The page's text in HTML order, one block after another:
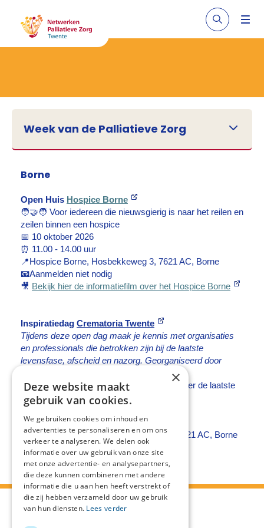
Week van de Palliatieve Zorg
Borne
Open Huis Hospice Borne
🧑‍🤝‍🧑 Voor iedereen die nieuwsgierig is naar het reilen en
zeilen binnen een hospice
📅 10 oktober 2026
⏰ 11.00 - 14.00 uur
📍 Hospice Borne, Hosbekkeweg 3, 7621 AC, Borne
📧Aanmelden niet nodig
🎥 Bekijk hier de informatiefilm over het Hospice Borne
Inspiratiedag Crematoria Twente
Tijdens deze open dag maak je kennis met organisaties
en professionals die betrokken zijn bij de laatste
levensfase, afscheid en nazorg. Georganiseerd door
🧑‍🤝‍🧑Voor iedereen die meer wil weten over de laatste
levensfase, afscheid en nazorg
⏰10.30 - 15.30 uur
📍Crematoria Twente, Hosbekkeweg 2, 7621 AC, Borne
Aanmelden niet nodig
×
Deze website maakt
gebruik van cookies.
We gebruiken cookies om inhoud en
advertenties te personaliseren en om ons
verkeer te analyseren. We delen ook
informatie over uw gebruik van onze site
met onze advertentie- en analysepartners,
die deze kunnen combineren met andere
informatie die u aan hen heeft verstrekt of
die zij hebben verzameld door uw gebruik
van hun diensten. Lees verder